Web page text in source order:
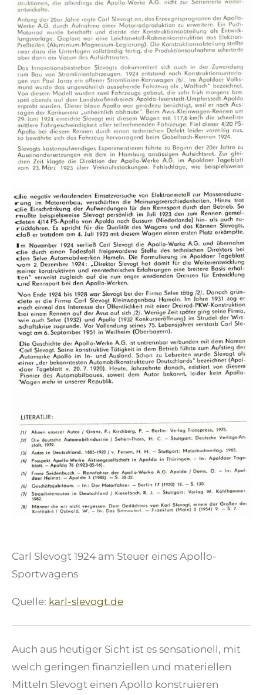
Carl Slevogt 1924 am Steuer eines Apollo-
Sportwagens
Quelle: karl-slevogt.de
Auch aus heutiger Sicht ist es sensationell, mit
welch geringen finanziellen und materiellen
Mitteln Slevogt einen Apollo konstruieren